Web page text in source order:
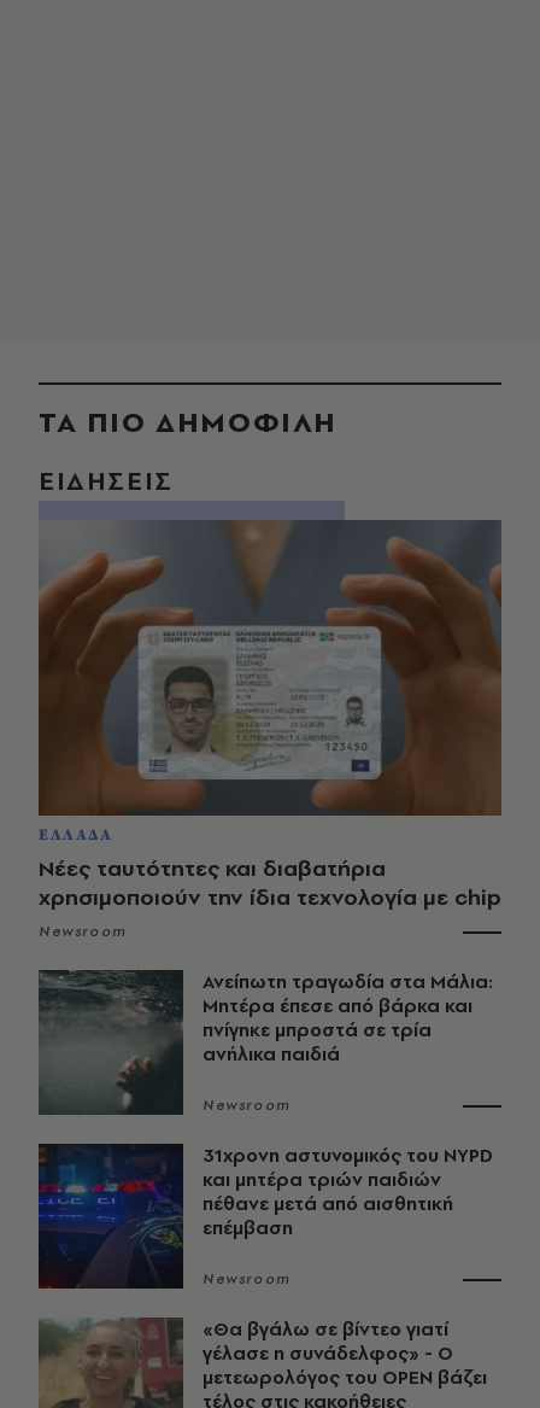
ΤΑ ΠΙΟ ΔΗΜΟΦΙΛΗ
ΕΙΔΗΣΕΙΣ
ΕΛΛΑΔΑ
Νέες ταυτότητες και διαβατήρια
χρησιμοποιούν την ίδια τεχνολογία με chip
Newsroom
Ανείπωτη τραγωδία στα Μάλια:
Μητέρα έπεσε από βάρκα και
πνίγηκε μπροστά σε τρία
ανήλικα παιδιά
Newsroom
31χρονη αστυνομικός του NYPD
και μητέρα τριών παιδιών
πέθανε μετά από αισθητική
επέμβαση
Newsroom
«Θα βγάλω σε βίντεο γιατί
γέλασε η συνάδελφος» - Ο
μετεωρολόγος του OPEN βάζει
τέλος στις κακοήθειες